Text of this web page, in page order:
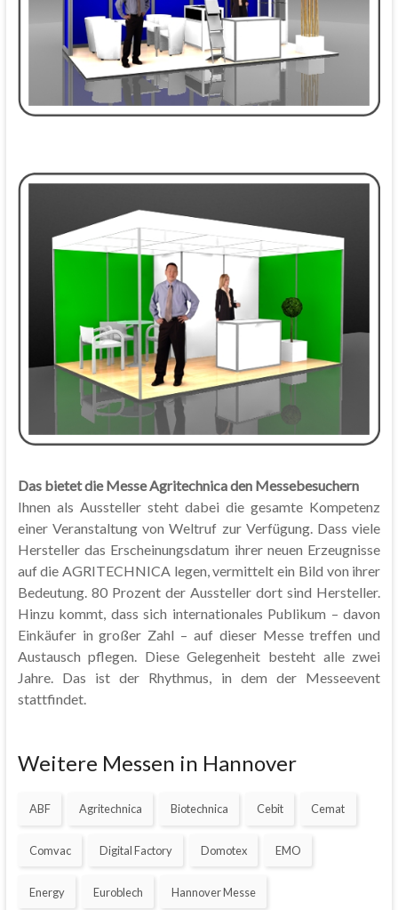
Das bietet die Messe Agritechnica den Messebesuchern
Ihnen als Aussteller steht dabei die gesamte Kompetenz
einer Veranstaltung von Weltruf zur Verfügung. Dass viele
Hersteller das Erscheinungsdatum ihrer neuen Erzeugnisse
auf die AGRITECHNICA legen, vermittelt ein Bild von ihrer
Bedeutung. 80 Prozent der Aussteller dort sind Hersteller.
Hinzu kommt, dass sich internationales Publikum – davon
Einkäufer in großer Zahl – auf dieser Messe treffen und
Austausch pflegen. Diese Gelegenheit besteht alle zwei
Jahre. Das ist der Rhythmus, in dem der Messeevent
stattfindet.
Weitere Messen in Hannover
ABF Agritechnica Biotechnica Cebit Cemat
Comvac Digital Factory Domotex EMO
Energy Euroblech Hannover Messe